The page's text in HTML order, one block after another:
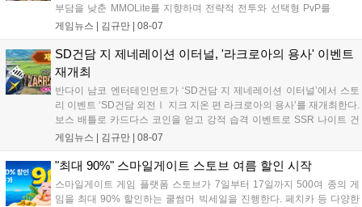
부담을 낮춘 MMOLite를 지향하며 전략적 전투와 선택형 PvP를
특징으로 합니다. 현재 공식 홈페이지와 앱 마켓에서 사전등록을
니다. 또한 카카오톡 채널 추가 시 주차별 스페셜 쿠폰과 한정 스
킨, 경품 이벤트 등 풍성한 혜택을 마련해 이용자들의 기대를 모
으고 있습니다....
게임뉴스 | 김규만 08-07
SD건담 지 제네레이션 이터널, '라크로아의 용사' 이벤트
재개최
반다이 남코 엔터테인먼트가 ‘SD건담 지 제네레이션 이터널’에서 스토
리 이벤트 ‘SD건담 외전Ⅰ 지크 지온 편 라크로아의 용사’를 재개최한다.
보스 배틀로 카드다스 코인을 얻고 강적 습격 이벤트로 SSR 나이트 건
담을 획득할 수 있다. 로그인 보너스로 최대 다이아 3,000개를 지급하며,
원 증정한다. 또한 9월 30일까지 공식 유튜브에서 특별 프로그램을 시청
할 수 있다....
게임뉴스 | 김규만 08-07
"최대 90%" 스마일게이트 스토브 여름 할인 시작
스마일게이트 게임 플랫폼 스토브가 7일부터 17일까지 500여 종의 게
임을 최대 90% 할인하는 쿨썸머 빅세일을 진행한다. 페치카 등 다양한